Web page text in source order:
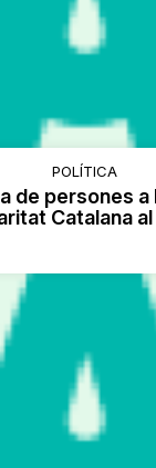
POLÍTICA
de persones
Catalana